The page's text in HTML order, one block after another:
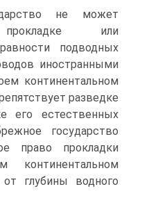
не может
прокладке или
подводных
иностранными
континентальном
разведке
его естественных
государство
право прокладки
континентальном
глубины водного